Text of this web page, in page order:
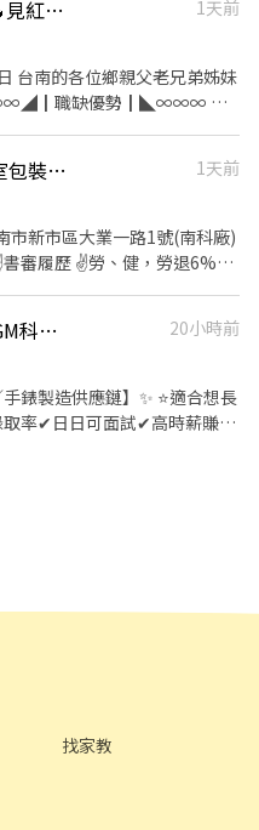
員➠文文小姐 ✅手機
要加@唷) ✅【快速加入】
📞
問:搜尋帳號@547qfznf（記
(加入後請傳: 職缺截
💰高時薪好開心🙌冷氣房上班🔥見紅就休息🙋🏻‍♀️組包裝🙋🏻‍♀️餐費津貼
1天前
裝、包裝與測試 生產線SMT
：週休六日 🌜夜班：
893
LN【南科大廠/免經驗】-無塵室包裝組裝技術員★日班33K/午班36K起,可週N
1天前
新市區大業一路1號(南科廠)
審履歷 ✌️勞、健，勞退6%，
班：08:00~17:00 月均33099
加班費另計 ■休假：固定休
＜＜ ✌️截圖後-快速應徵：
02-2388-1982 ✌️葉專員：
🔥8/18上工!高時薪360🔥南科GM科技大廠｜早.夜8H｜週休二日.免費交通車
20小時前
錶製造供應鏈】✨ ⭐適合想長
率✔日日可面試✔高時薪賺飽
制一到五(休六和日)，最快
05:00→時薪$270｜加班時薪
找家教